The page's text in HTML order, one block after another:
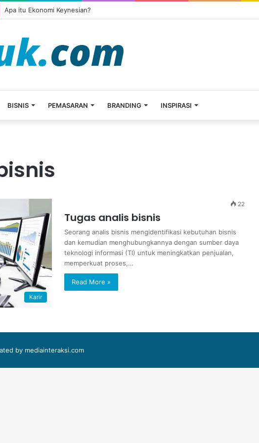
Apa itu Ekonomi Keynesian?
BISNIS PEMASARAN BRANDING INSPIRASI
Karir
22
Tugas analis bisnis
Seorang analis bisnis mengidentifikasi kebutuhan bisnis
dan kemudian menghubungkannya dengan sumber daya
teknologi informasi (TI) untuk meningkatkan penjualan,
memperkuat proses,…
Read More »
by mediainteraksi.com